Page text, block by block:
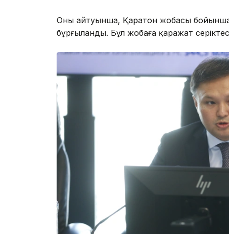
Оның айтуынша, Қаратон жобасы
бұрғыланды. Бұл жобаға қаражат серіктес